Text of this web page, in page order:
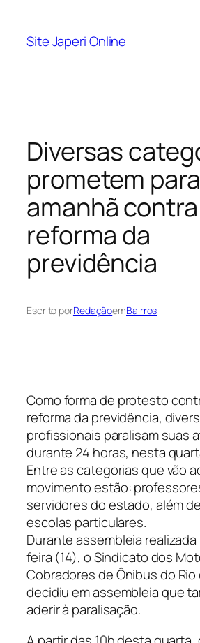
Site Japeri Online
Diversas
prometem
amanhã
reforma da
previdência
Escrito porRedaçãoemBairros
Como forma de protesto
reforma da previdência,
profissionais paralisam suas
durante 24 horas, nesta
Entre as categorias que vão
movimento estão:
servidores do estado, além
escolas particulares.
Durante assembleia
feira (14), o Sindicato dos
Cobradores de Ônibus do Rio
decidiu em assembleia que
aderir à paralisação.